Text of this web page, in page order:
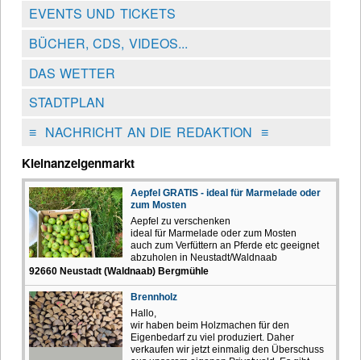
EVENTS UND TICKETS
BÜCHER, CDS, VIDEOS...
DAS WETTER
STADTPLAN
≡NACHRICHT AN DIE REDAKTION ≡
Kleinanzeigenmarkt
Aepfel GRATIS - ideal für Marmelade oder
zum Mosten
Aepfel zu verschenken
ideal für Marmelade oder zum Mosten
auch zum Verfüttern an Pferde etc geeignet
abzuholen in Neustadt/Waldnaab
92660 Neustadt (Waldnaab) Bergmühle
Brennholz
Hallo,
wir haben beim Holzmachen für den
Eigenbedarf zu viel produziert. Daher
verkaufen wir jetzt einmalig den Überschuss